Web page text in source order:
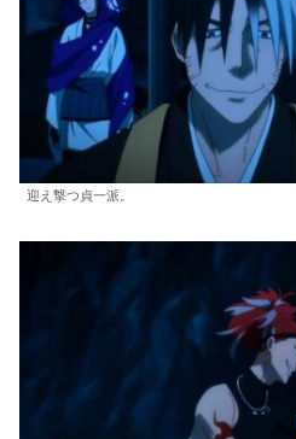
迎え撃つ貞一派。